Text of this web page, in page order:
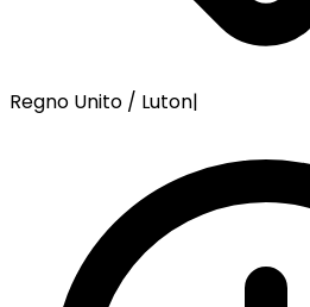
Regno Unito / Luton|